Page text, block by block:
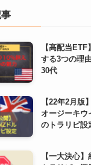
【高配当
する3つの理
30代
【22年2月版
オージーキウ
のトラリピ設
【一大決心